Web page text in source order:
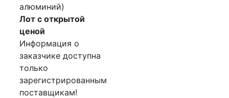
алюминий)
Лот с открытой
ценой
Информация о
заказчике доступна
только
зарегистрированным
поставщикам!